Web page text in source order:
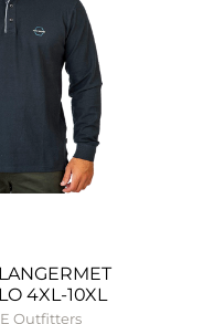
4XL-10XL
Outfitters